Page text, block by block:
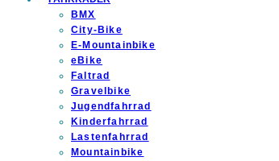
BMX
City-Bike
E-Mountainbike
eBike
Faltrad
Gravelbike
Jugendfahrrad
Kinderfahrrad
Lastenfahrrad
Mountainbike